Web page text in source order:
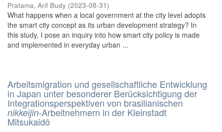
Pratama, Arif Budy (2023-08-31)
What happens when a local government at the city level adopts
the smart city concept as its urban development strategy? In
this study, I pose an inquiry into how smart city policy is made
and implemented in everyday urban ...
Arbeitsmigration und gesellschaftliche Entwicklung
in Japan unter besonderer Berücksichtigung der
Integrationsperspektiven von brasilianischen
nikkeijin-Arbeitnehmern in der Kleinstadt
Mitsukaidô